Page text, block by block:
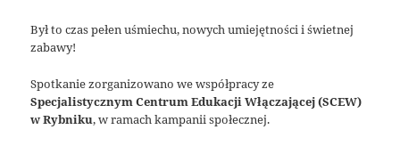
Był to czas pełen uśmiechu, nowych umiejętności i świetnej
zabawy!
Spotkanie zorganizowano we współpracy ze
Specjalistycznym Centrum Edukacji Włączającej (SCEW)
w Rybniku, w ramach kampanii społecznej.